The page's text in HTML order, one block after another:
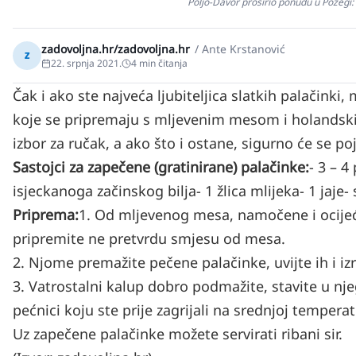
z zadovoljna.hr/zadovoljna.hr / Ante Krstanović
22. srpnja 2021. 4 min čitanja
Čak i ako ste najveća ljubiteljica slatkih palačinki,
koje se pripremaju s mljevenim mesom i
izbor za ručak, a ako što i ostane, sigurno će se
Sastojci za zapečene (gratinirane) palačinke:- 3 – 4
isjeckanoga začinskog bilja- 1 žlica mlijeka- 1 jaje-
Priprema:1. Od mljevenog mesa, namočene i
pripremite ne pretvrdu smjesu od mesa.
2. Njome premažite pečene palačinke, uvijte ih i
3. Vatrostalni kalup dobro podmažite, stavite u
pećnici koju ste prije zagrijali na srednjoj
Uz zapečene palačinke možete servirati ribani sir.